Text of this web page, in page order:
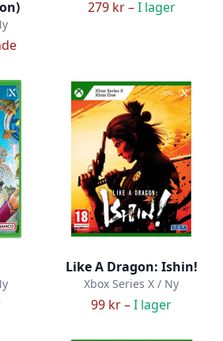
279 kr –I lager
Like A Dragon: Ishin!
Xbox Series X / Ny
99 kr –I lager